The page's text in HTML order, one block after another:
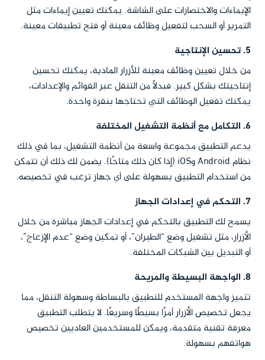
الإيماءات والاختصارات على الشاشة. يمكنك تعيين إيماءات مثل
التمرير أو السحب لتفعيل وظائف معينة أو فتح تطبيقات معينة.
5. تحسين الإنتاجية
من خلال تعيين وظائف معينة للأزرار المادية، يمكنك تحسين
إنتاجيتك بشكل كبير. فبدلاً من التنقل عبر القوائم والإعدادات،
يمكنك تفعيل الوظائف التي تحتاجها بنقرة واحدة.
6. التكامل مع أنظمة التشغيل المختلفة
يدعم التطبيق مجموعة واسعة من أنظمة التشغيل، بما في ذلك
نظام Android وiOS (إذا كان ذلك متاحًا). يضمن لك ذلك أن تتمكن
من استخدام التطبيق بسهولة على أي جهاز ترغب في تخصيصه.
7. التحكم في إعدادات الجهاز
يسمح لك التطبيق بالتحكم في إعدادات الجهاز مباشرة من خلال
الأزرار، مثل تشغيل وضع “الطيران”، أو تمكين وضع “عدم الإزعاج”،
أو التبديل بين الشبكات المختلفة.
8. الواجهة البسيطة والمريحة
تتميز واجهة المستخدم للتطبيق بالبساطة وسهولة التنقل، مما
يجعل تخصيص الأزرار أمرًا بسيطًا وسريعًا. لا يتطلب التطبيق
معرفة تقنية متقدمة، ويمكن للمستخدمين العاديين تخصيص
هواتفهم بسهولة.